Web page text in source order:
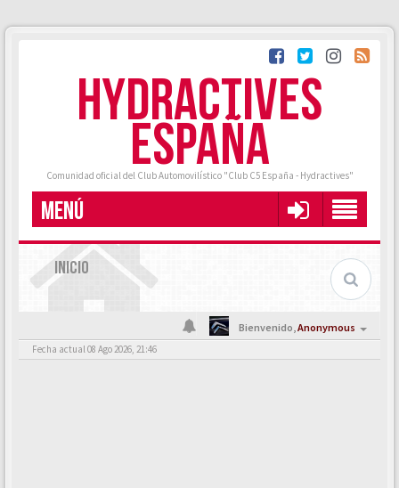
HYDRACTIVES
ESPAÑA
Comunidad oficial del Club Automovilístico "Club C5 España - Hydractives"
MENÚ
INICIO
Bienvenido,Anonymous
Fecha actual 08 Ago 2026, 21:46